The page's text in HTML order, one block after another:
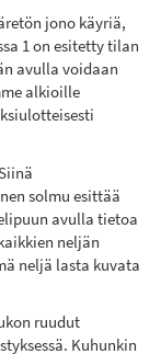
jono käyriä,
1 on esitetty tilan
avulla voidaan
alkioille
solmu esittää
avulla tietoa
neljän
neljä lasta kuvata
ruudut
Kuhunkin